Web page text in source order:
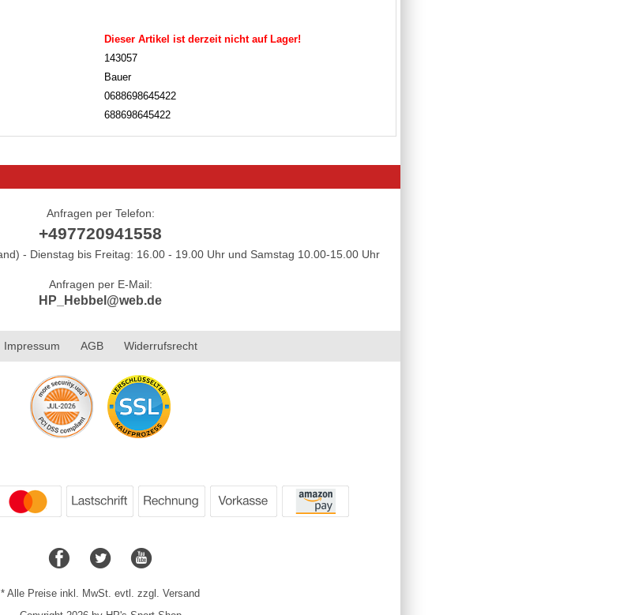
Dieser Artikel ist derzeit nicht auf Lager!
143057
Bauer
0688698645422
688698645422
Anfragen per Telefon:
+497720941558
- Dienstag bis Freitag: 16.00 - 19.00 Uhr und Samstag 10.00-15.00 Uhr
Anfragen per E-Mail:
HP_Hebbel@web.de
Impressum AGB Widerrufsrecht
* Alle Preise inkl. MwSt. evtl. zzgl. Versand